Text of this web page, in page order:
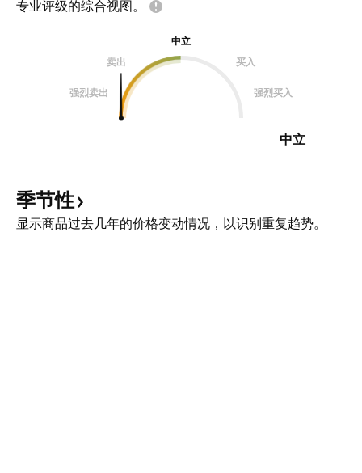
专业评级的综合视图。
中立
卖出
买入
强烈卖出 强烈买入
中立
季节性
显示商品过去几年的价格变动情况，以识别重复趋势。